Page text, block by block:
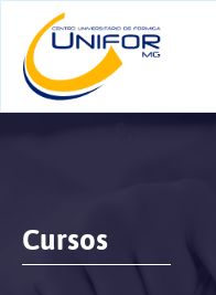
Cursos